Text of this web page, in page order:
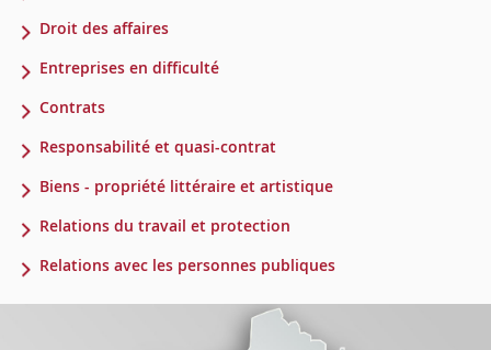
Droit des affaires
Entreprises en difficulté
Contrats
Responsabilité et quasi-contrat
Biens - propriété littéraire et artistique
Relations du travail et protection
Relations avec les personnes publiques